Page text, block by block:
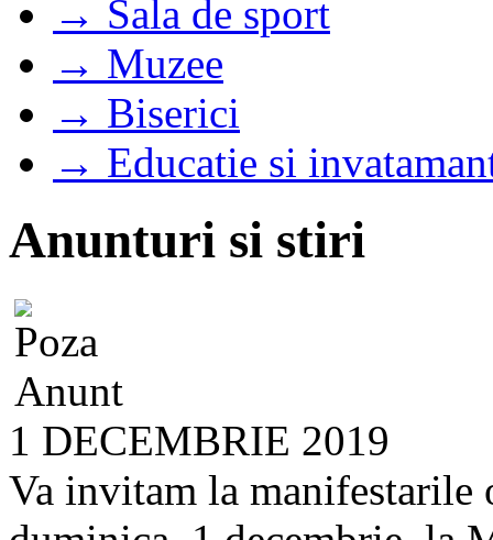
→ Sala de sport
→ Muzee
→ Biserici
→ Educatie si
Anunturi si stiri
1 DECEMBRIE 2019
Va invitam la manifestarile